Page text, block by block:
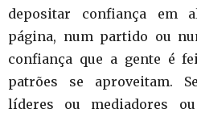
depositar confiança em
página, num partido ou
confiança que a gente é
patrões se aproveitam.
líderes ou mediadores